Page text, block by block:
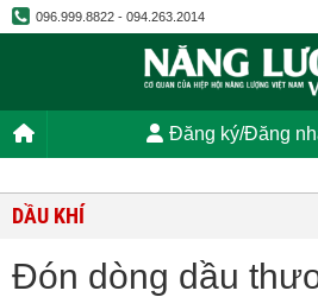
096.999.8822 - 094.263.2014
Đăng ký/Đăng
DẦU KHÍ
Đón dòng dầu